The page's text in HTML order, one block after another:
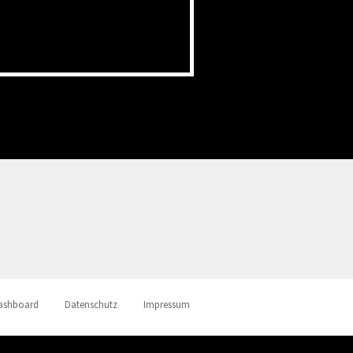
Datenschutz Impressum